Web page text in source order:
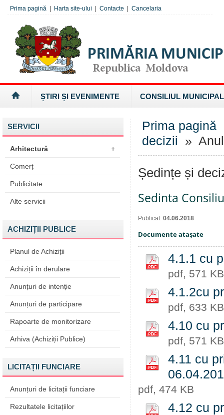
Prima pagină Harta site-ului Contacte Cancelaria
ȘTIRI ȘI EVENIMENTE CONSILIUL MUNICIPAL
SERVICII
Arhitectură +
Comerț
Publicitate
Alte servicii
ACHIZIȚII PUBLICE
Planul de Achiziții
Achiziții în derulare
Anunțuri de intenție
Anunțuri de participare
Rapoarte de monitorizare
Arhiva (Achiziții Publice)
LICITAȚII FUNCIARE
Anunțuri de licitații funciare
Rezultatele licitațiilor
Prima pagină
decizii »
Ședințe și
Sedinta
Publicat: 04.06.2018
Documente ataşate
4.1.1 cu
pdf, 571 KB
4.1.2cu
pdf, 633 KB
4.10 cu
pdf, 571 KB
4.11 cu
pdf, 474 KB
4.12 cu